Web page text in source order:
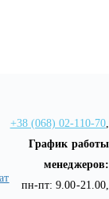
+38 (068) 02-110-70,
График работы
менеджеров:
пн-пт: 9.00-21.00,